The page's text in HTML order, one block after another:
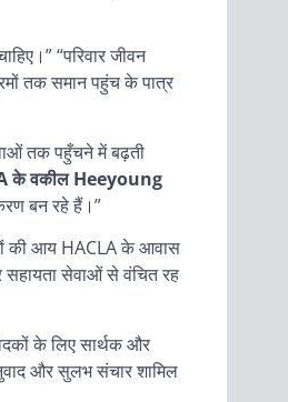
“परिवार जीवन
तक समान पहुंच के पात्र
तक पहुँचने में बढ़ती
के वकील Heeyoung
बन रहे हैं।”
की आय HACLA के आवास
सहायता सेवाओं से वंचित रह
के लिए सार्थक और
और सुलभ संचार शामिल